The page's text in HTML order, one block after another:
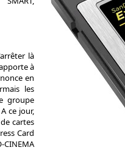
là
à
en
les
groupe
ce jour,
cartes
Card